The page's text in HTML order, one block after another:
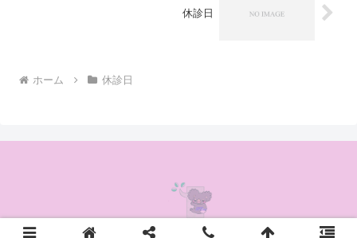
休診日
ホーム 休診日
© 2020 かんの耳鼻咽喉科クリニック.